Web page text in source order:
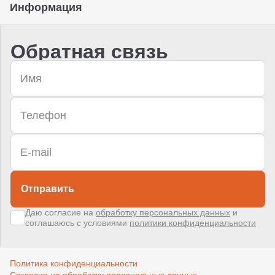
Информация
Политика конфиденциальности
Обратная связь
Отправить
Даю согласие на обработку персональных данных и
соглашаюсь с условиями политики конфиденциальности